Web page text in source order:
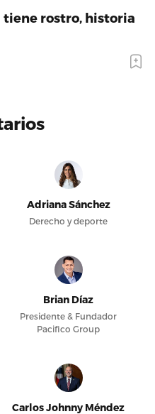
rostro, historia
Adriana Sánchez
Derecho y deporte
Brian Díaz
Presidente & Fundador
Pacifico Group
Carlos Johnny Méndez